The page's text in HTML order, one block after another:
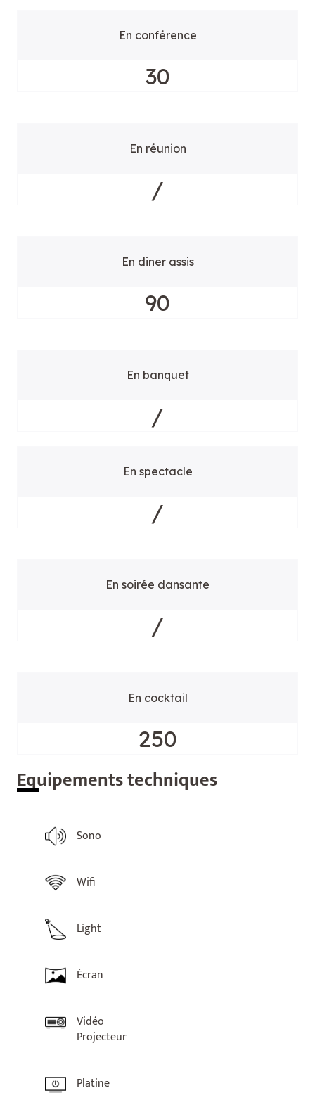
En conférence
30
En réunion
/
En diner assis
90
En banquet
/
En spectacle
/
En soirée dansante
/
En cocktail
250
Equipements techniques
Sono
Wifi
Light
Écran
Vidéo
Projecteur
Platine